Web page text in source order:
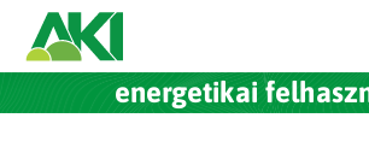
energetikai